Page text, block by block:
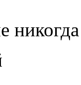
никогда